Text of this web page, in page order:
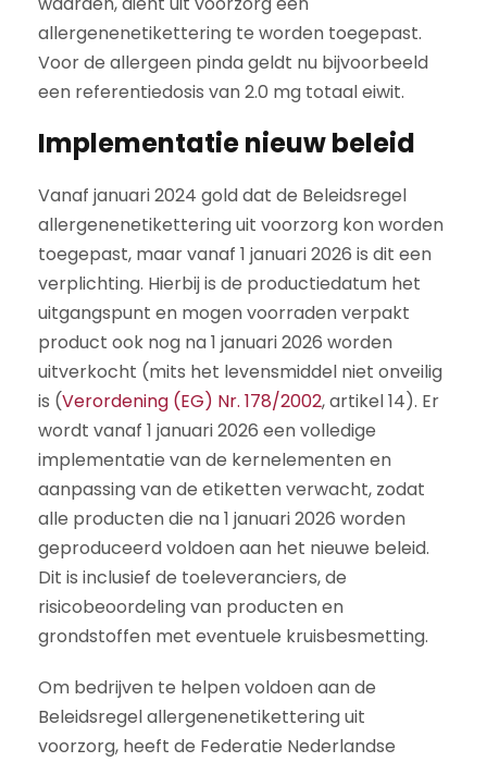
allergenenetikettering te worden toegepast.
Voor de allergeen pinda geldt nu bijvoorbeeld
een referentiedosis van 2.0 mg totaal eiwit.
Implementatie nieuw beleid
Vanaf januari 2024 gold dat de Beleidsregel
allergenenetikettering uit voorzorg kon worden
toegepast, maar vanaf 1 januari 2026 is dit een
verplichting. Hierbij is de productiedatum het
uitgangspunt en mogen voorraden verpakt
product ook nog na 1 januari 2026 worden
uitverkocht (mits het levensmiddel niet onveilig
is (Verordening (EG) Nr. 178/2002, artikel 14). Er
wordt vanaf 1 januari 2026 een volledige
implementatie van de kernelementen en
aanpassing van de etiketten verwacht, zodat
alle producten die na 1 januari 2026 worden
geproduceerd voldoen aan het nieuwe beleid.
Dit is inclusief de toeleveranciers, de
risicobeoordeling van producten en
grondstoffen met eventuele kruisbesmetting.
Om bedrijven te helpen voldoen aan de
Beleidsregel allergenenetikettering uit
voorzorg, heeft de Federatie Nederlandse